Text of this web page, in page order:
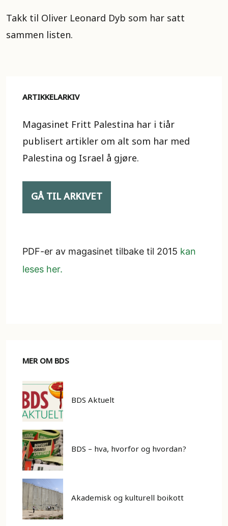
Takk til Oliver Leonard Dyb som har satt
sammen listen.
ARTIKKELARKIV
Magasinet Fritt Palestina har i tiår
publisert artikler om alt som har med
Palestina og Israel å gjøre.
GÅ TIL ARKIVET
PDF-er av magasinet tilbake til 2015 kan
leses her.
MER OM BDS
BDS Aktuelt
BDS – hva, hvorfor og hvordan?
Akademisk og kulturell boikott